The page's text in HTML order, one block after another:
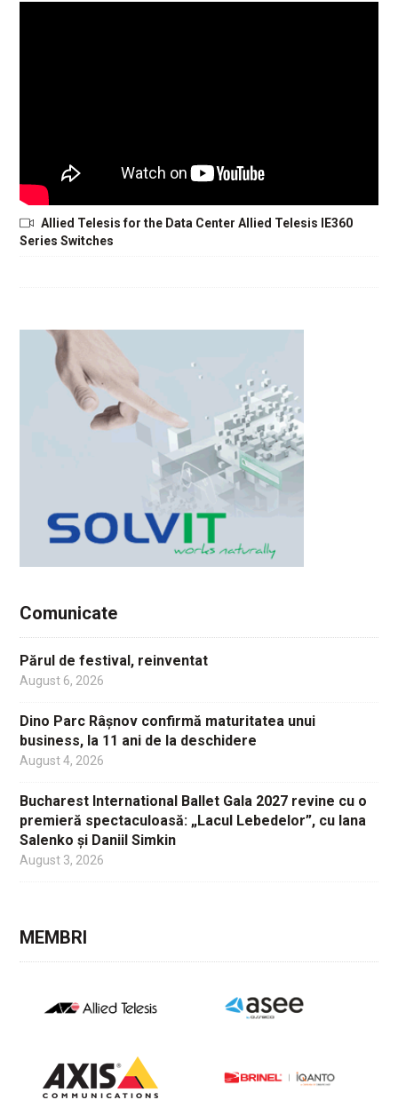
Allied Telesis for the Data Center Allied Telesis IE360
Series Switches
Comunicate
Părul de festival, reinventat
August 6, 2026
Dino Parc Râșnov confirmă maturitatea unui
business, la 11 ani de la deschidere
August 4, 2026
Bucharest International Ballet Gala 2027 revine cu o
premieră spectaculoasă: „Lacul Lebedelor”, cu Iana
Salenko și Daniil Simkin
August 3, 2026
MEMBRI